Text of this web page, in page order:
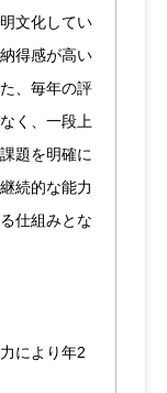
文化してい
得感が高い
、毎年の評
く、一段上
題を明確に
続的な能力
仕組みとな
により年2